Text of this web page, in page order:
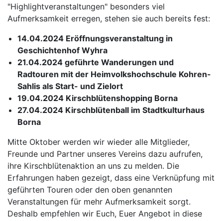
"Highlightveranstaltungen" besonders viel
Aufmerksamkeit erregen, stehen sie auch bereits fest:
14.04.2024 Eröffnungsveranstaltung in
Geschichtenhof Wyhra
21.04.2024 geführte Wanderungen und
Radtouren mit der Heimvolkshochschule Kohren-
Sahlis als Start- und Zielort
19.04.2024 Kirschblütenshopping Borna
27.04.2024 Kirschblütenball im Stadtkulturhaus
Borna
Mitte Oktober werden wir wieder alle Mitglieder,
Freunde und Partner unseres Vereins dazu aufrufen,
ihre Kirschblütenaktion an uns zu melden. Die
Erfahrungen haben gezeigt, dass eine Verknüpfung mit
geführten Touren oder den oben genannten
Veranstaltungen für mehr Aufmerksamkeit sorgt.
Deshalb empfehlen wir Euch, Euer Angebot in diese